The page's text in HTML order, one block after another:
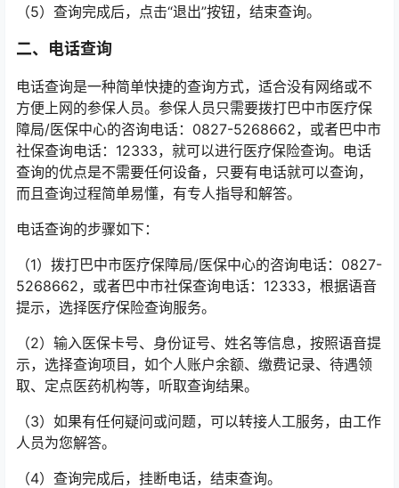
（5）查询完成后，点击“退出”按钮，结束查询。
二、电话查询
电话查询是一种简单快捷的查询方式，适合没有网络或不
方便上网的参保人员。参保人员只需要拨打巴中市医疗保
障局/医保中心的咨询电话：0827-5268662，或者巴中市
社保查询电话：12333，就可以进行医疗保险查询。电话
查询的优点是不需要任何设备，只要有电话就可以查询，
而且查询过程简单易懂，有专人指导和解答。
电话查询的步骤如下：
（1）拨打巴中市医疗保障局/医保中心的咨询电话：0827-
5268662，或者巴中市社保查询电话：12333，根据语音
提示，选择医疗保险查询服务。
（2）输入医保卡号、身份证号、姓名等信息，按照语音提
示，选择查询项目，如个人账户余额、缴费记录、待遇领
取、定点医药机构等，听取查询结果。
（3）如果有任何疑问或问题，可以转接人工服务，由工作
人员为您解答。
（4）查询完成后，挂断电话，结束查询。